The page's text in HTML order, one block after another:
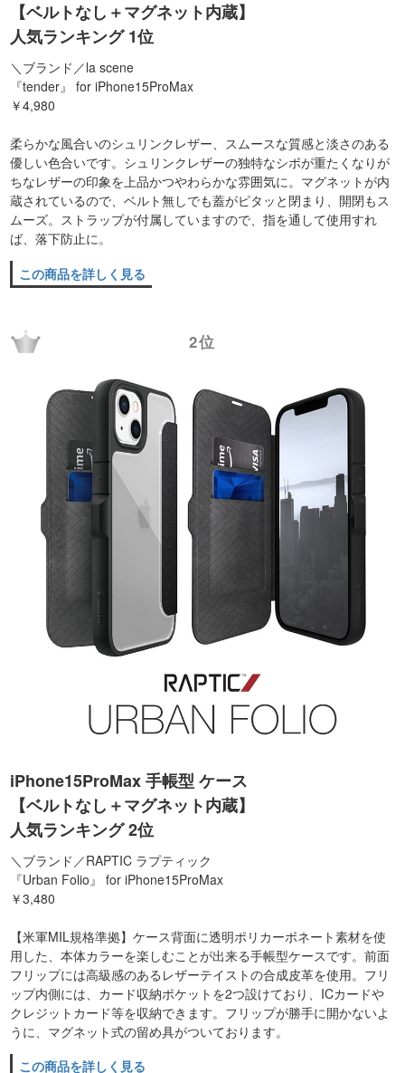
【ベルトなし＋マグネット内蔵】
人気ランキング 1位
＼ブランド／la scene
『tender』 for iPhone15ProMax
￥4,980
柔らかな風合いのシュリンクレザー、スムースな質感と淡さのある
優しい色合いです。シュリンクレザーの独特なシボが重たくなりが
ちなレザーの印象を上品かつやわらかな雰囲気に。マグネットが内
蔵されているので、ベルト無しでも蓋がピタッと閉まり、開閉もス
ムーズ。ストラップが付属していますので、指を通して使用すれ
ば、落下防止に。
この商品を詳しく見る
2位
iPhone15ProMax 手帳型 ケース
【ベルトなし＋マグネット内蔵】
人気ランキング 2位
＼ブランド／RAPTIC ラプティック
『Urban Folio』 for iPhone15ProMax
￥3,480
【米軍MIL規格準拠】ケース背面に透明ポリカーボネート素材を使
用した、本体カラーを楽しむことが出来る手帳型ケースです。前面
フリップには高級感のあるレザーテイストの合成皮革を使用。フリ
ップ内側には、カード収納ポケットを2つ設けており、ICカードや
クレジットカード等を収納できます。フリップが勝手に開かないよ
うに、マグネット式の留め具がついております。
この商品を詳しく見る